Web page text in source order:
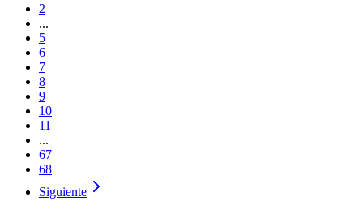
2
...
5
6
7
8
9
10
11
...
67
68
Siguiente